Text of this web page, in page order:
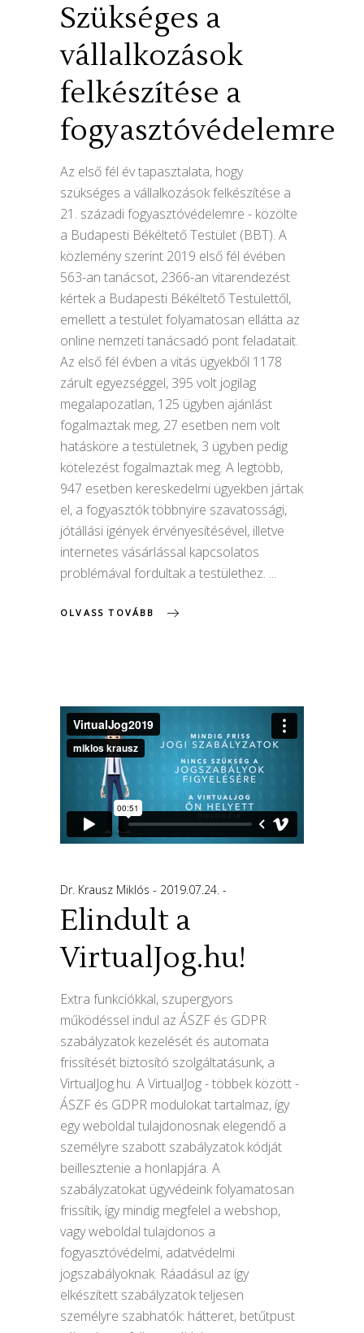
Szükséges a
vállalkozások
felkészítése a
fogyasztóvédelemre
Az első fél év tapasztalata, hogy
szükséges a vállalkozások felkészítése a
21. századi fogyasztóvédelemre - közölte
a Budapesti Békéltető Testület (BBT). A
közlemény szerint 2019 első fél évében
563-an tanácsot, 2366-an vitarendezést
kértek a Budapesti Békéltető Testülettől,
emellett a testület folyamatosan ellátta az
online nemzeti tanácsadó pont feladatait.
Az első fél évben a vitás ügyekből 1178
zárult egyezséggel, 395 volt jogilag
megalapozatlan, 125 ügyben ajánlást
fogalmaztak meg, 27 esetben nem volt
hatásköre a testületnek, 3 ügyben pedig
kötelezést fogalmaztak meg. A legtöbb,
947 esetben kereskedelmi ügyekben jártak
el, a fogyasztók többnyire szavatossági,
jótállási igények érvényesítésével, illetve
internetes vásárlással kapcsolatos
problémával fordultak a testülethez.
OLVASS TOVÁBB
Dr. Krausz Miklós 2019.07.24.
Elindult a
VirtualJog.hu!
Extra funkciókkal, szupergyors
működéssel indul az ÁSZF és GDPR
szabályzatok kezelését és automata
frissítését biztosító szolgáltatásunk, a
VirtualJog.hu. A VirtualJog - többek között -
ÁSZF és GDPR modulokat tartalmaz, így
egy weboldal tulajdonosnak elegendő a
személyre szabott szabályzatok kódját
beillesztenie a honlapjára. A
szabályzatokat ügyvédeink folyamatosan
frissítik, így mindig megfelel a webshop,
vagy weboldal tulajdonos a
fogyasztóvédelmi, adatvédelmi
jogszabályoknak. Ráadásul az így
elkészített szabályzatok teljesen
személyre szabhatók: hátteret, betűtpust